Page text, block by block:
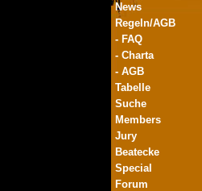
News
Regeln/AGB
- FAQ
- Charta
- AGB
Tabelle
Suche
Members
Jury
Beatecke
Special
Forum